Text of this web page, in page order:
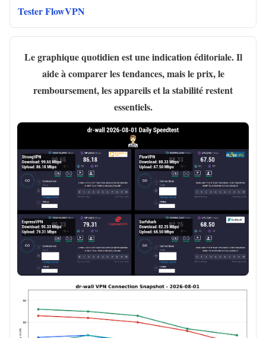
Tester FlowVPN
Le graphique quotidien est une indication éditoriale. Il
aide à comparer les tendances, mais le prix, le
remboursement, les appareils et la stabilité restent
essentiels.